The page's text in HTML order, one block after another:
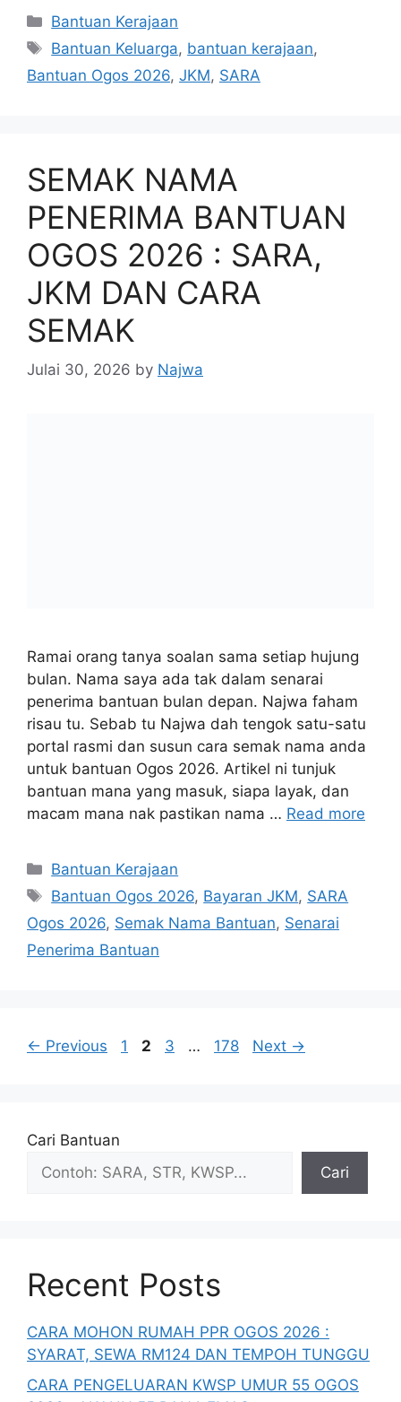
Categories
Bantuan Kerajaan
Tags
Bantuan Keluarga, bantuan kerajaan,
Bantuan Ogos 2026, JKM, SARA
SEMAK NAMA
PENERIMA BANTUAN
OGOS 2026 : SARA,
JKM DAN CARA
SEMAK
Julai 30, 2026 by Najwa
Ramai orang tanya soalan sama setiap hujung
bulan. Nama saya ada tak dalam senarai
penerima bantuan bulan depan. Najwa faham
risau tu. Sebab tu Najwa dah tengok satu-satu
portal rasmi dan susun cara semak nama anda
untuk bantuan Ogos 2026. Artikel ni tunjuk
bantuan mana yang masuk, siapa layak, dan
macam mana nak pastikan nama … Read more
Categories
Bantuan Kerajaan
Tags
Bantuan Ogos 2026, Bayaran JKM, SARA
Ogos 2026, Semak Nama Bantuan, Senarai
Penerima Bantuan
← Previous Page
1 Page
2 Page
3 … Page
178 Next →
Cari Bantuan
Cari
Recent Posts
CARA MOHON RUMAH PPR OGOS 2026 :
SYARAT, SEWA RM124 DAN TEMPOH TUNGGU
CARA PENGELUARAN KWSP UMUR 55 OGOS